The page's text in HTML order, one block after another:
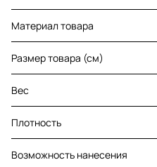
Материал товара
Размер товара (см)
Вес
Плотность
Возможность нанесения